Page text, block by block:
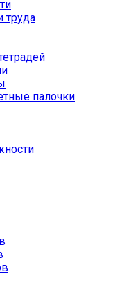
труда
палочки